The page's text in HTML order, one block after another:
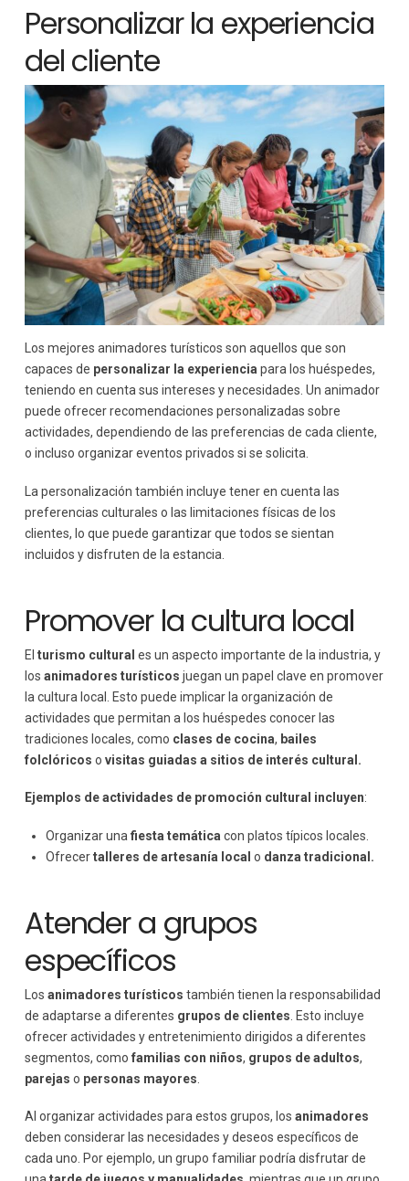
Personalizar la experiencia
del cliente
Los mejores animadores turísticos son aquellos que son
capaces de personalizar la experiencia para los huéspedes,
teniendo en cuenta sus intereses y necesidades. Un animador
puede ofrecer recomendaciones personalizadas sobre
actividades, dependiendo de las preferencias de cada cliente,
o incluso organizar eventos privados si se solicita.
La personalización también incluye tener en cuenta las
preferencias culturales o las limitaciones físicas de los
clientes, lo que puede garantizar que todos se sientan
incluidos y disfruten de la estancia.
Promover la cultura local
El turismo cultural es un aspecto importante de la industria, y
los animadores turísticos juegan un papel clave en promover
la cultura local. Esto puede implicar la organización de
actividades que permitan a los huéspedes conocer las
tradiciones locales, como clases de cocina, bailes
folclóricos o visitas guiadas a sitios de interés cultural.
Ejemplos de actividades de promoción cultural incluyen:
Organizar unafiesta temática con platos típicos locales.
Ofrecertalleres de artesanía local o danza tradicional.
Atender a grupos
específicos
Los animadores turísticos también tienen la responsabilidad
de adaptarse a diferentes grupos de clientes . Esto incluye
ofrecer actividades y entretenimiento dirigidos a diferentes
segmentos, como familias con niños, grupos de adultos,
parejas o personas mayores
Al organizar actividades para estos grupos, los animadores
deben considerar las necesidades y deseos específicos de
cada uno. Por ejemplo, un grupo familiar podría disfrutar de